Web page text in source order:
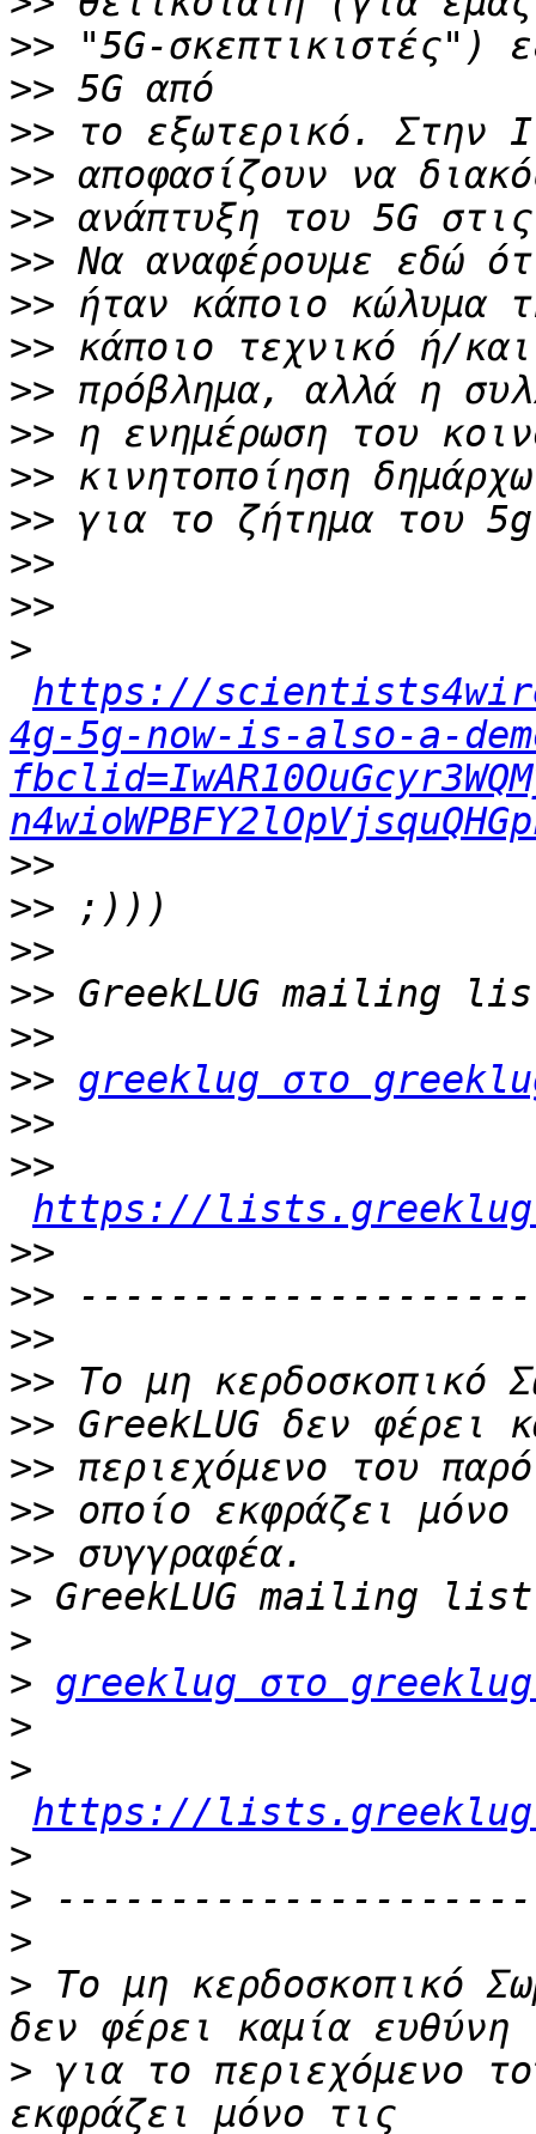
>>
>>
>>
>>
>>
>>
>>
>>
>>
>>
>>
>>
>>
>>
>
https://
4g-5g-now-is-also-a-
>>
>>
>>
>>
>>
>> greeklug στο
>>
>>
https://
>>
>>
>>
>>
>>
>>
>>
>>
>
>
> greeklug στο
>
>
https://
>
>
>
> Το μη κερδοσκοπικό
> για το περιεχόμενο